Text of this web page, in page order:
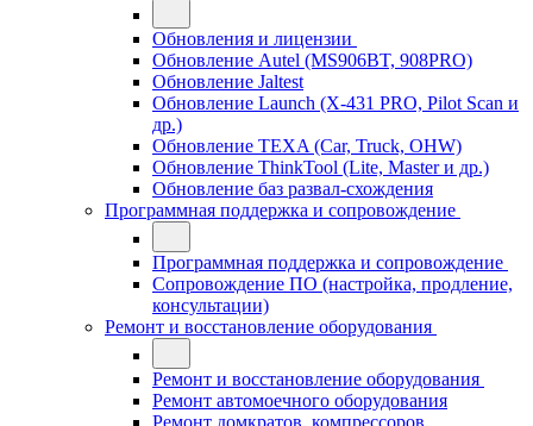
Обновления и лицензии
Обновление Autel (MS906BT, 908PRO)
Обновление Jaltest
Обновление Launch (X-431 PRO, Pilot Scan и
др.)
Обновление TEXA (Car, Truck, OHW)
Обновление ThinkTool (Lite, Master и др.)
Обновление баз развал-схождения
Программная поддержка и сопровождение
Программная поддержка и сопровождение
Сопровождение ПО (настройка, продление,
консультации)
Ремонт и восстановление оборудования
Ремонт и восстановление оборудования
Ремонт автомоечного оборудования
Ремонт домкратов, компрессоров,